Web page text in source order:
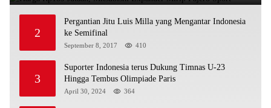
2
Pergantian Jitu Luis Milla yang Mengantar Indonesia
ke Semifinal
September 8, 2017 410
3
Suporter Indonesia terus Dukung Timnas U-23
Hingga Tembus Olimpiade Paris
April 30, 2024 364